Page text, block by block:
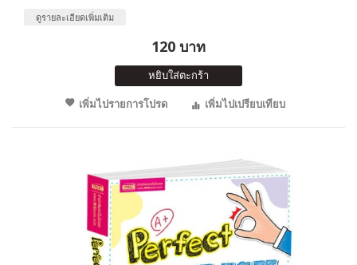
ดูรายละเอียดเพิ่มเติม
120 บาท
หยิบใส่ตะกร้า
เพิ่มไปรายการโปรด
เพิ่มไปเปรียบเทียบ